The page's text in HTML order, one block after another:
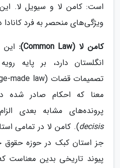
است: کامن لا و سیویل لا.
ویژگی‌های منحصر به فرد
کامن لا (Common Law):
معنا که احکام صادر شده
پرونده‌های مشابه بعدی
decisis). کامن لا در تمامی
جز استان کبک در حوزه
پیوند تاریخی بدین معناست